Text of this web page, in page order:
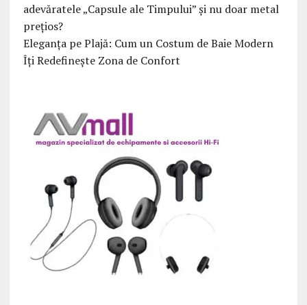
adevăratele „Capsule ale Timpului” și nu doar metal
prețios?
Eleganța pe Plajă: Cum un Costum de Baie Modern
Îți Redefinește Zona de Confort